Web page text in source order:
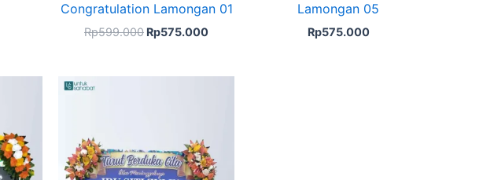
Congratulation Lamongan 01
Rp599.000 Rp575.000
Lamongan 05
Rp575.000